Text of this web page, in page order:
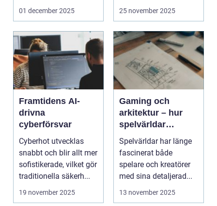
Administrativa ...
01 december 2025
program ...
25 november 2025
Framtidens AI-
drivna
cyberförsvar
Cyberhot utvecklas
snabbt och blir allt mer
sofistikerade, vilket gör
traditionella säkerh...
19 november 2025
Gaming och
arkitektur – hur
spelvärldar
inspirerar verklig
stadsplanering
Spelvärldar har länge
fascinerat både
spelare och kreatörer
med sina detaljerad...
13 november 2025